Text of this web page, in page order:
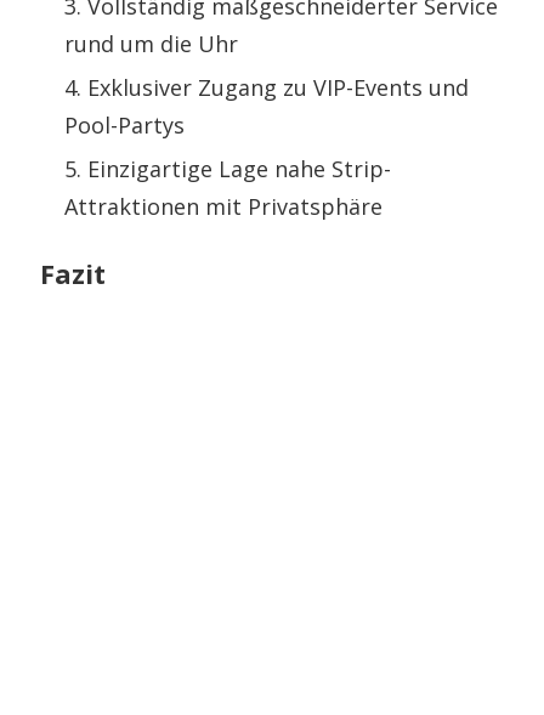
Vollständig maßgeschneiderter Service
rund um die Uhr
Exklusiver Zugang zu VIP-Events und
Pool-Partys
Einzigartige Lage nahe Strip-
Attraktionen mit Privatsphäre
Fazit